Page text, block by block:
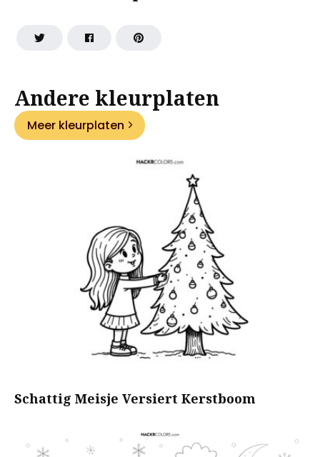
Andere kleurplaten
Meer kleurplaten
Schattig Meisje Versiert Kerstboom